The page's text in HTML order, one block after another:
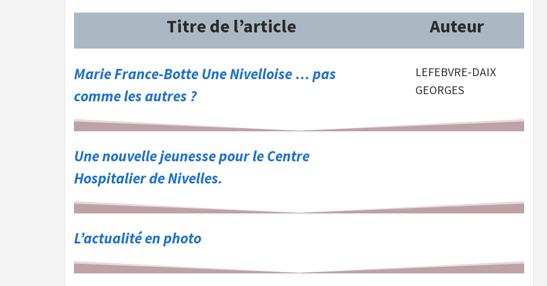
Titre de l’article Auteur
Marie France-Botte Une Nivelloise … pas
comme les autres ?
LEFEBVRE-DAIX
GEORGES
Une nouvelle jeunesse pour le Centre
Hospitalier de Nivelles.
L’actualité en photo